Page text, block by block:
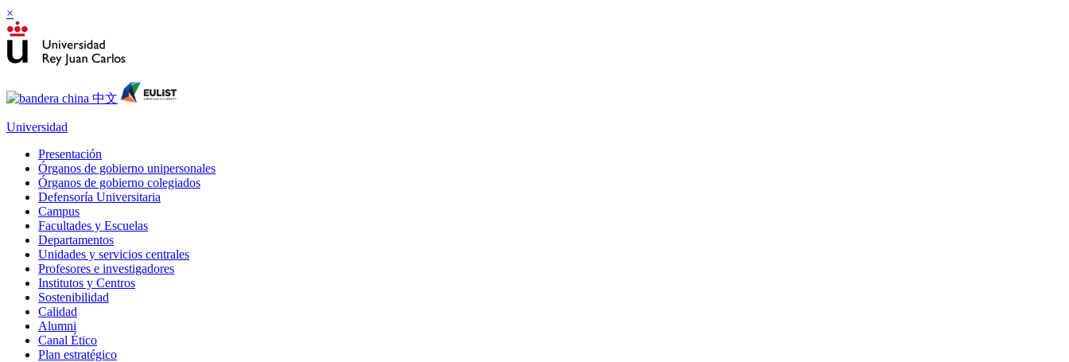
×
Universidad
Presentación
Órganos de gobierno unipersonales
Órganos de gobierno colegiados
Defensoría Universitaria
Campus
Facultades y Escuelas
Departamentos
Unidades y servicios centrales
Profesores e investigadores
Institutos y Centros
Sostenibilidad
Calidad
Alumni
Canal Ético
Plan estratégico